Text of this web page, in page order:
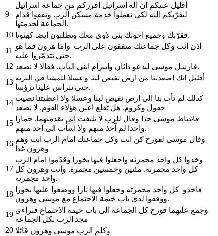
9
أقليل عليكم ان اله اسرائيل افرزكم من جماعة اسرائيل
ليقرّبكم اليه لكي تعملوا خدمة مسكن الرب وتقفوا قدام
الجماعة لخدمتها.
10
فقرّبك وجميع اخوتك بني لاوي معك وتطلبون ايضا كهنوتا.
11
اذن انت وكل جماعتك متفقون على الرب. واما هرون فما هو
حتى تتذمّروا عليه.
12
فارسل موسى ليدعو داثان وابيرام ابني اليآب. فقالا لا نصعد.
13
أقليل انك اصعدتنا من ارض تفيض لبنا وعسلا لتميتنا في البرية
حتى تترأس علينا ترؤسا.
14
كذلك لم تأت بنا الى ارض تفيض لبنا وعسلا ولا اعطيتنا نصيب
حقول وكروم. هل تقلع اعين هؤلاء القوم. لا نصعد
15
فاغتاظ موسى جدا وقال للرب لا تلتفت الى تقدمتهما. حمارا
واحدا لم آخذ منهم ولا اسأت الى احد منهم.
16
وقال موسى لقورح كن انت وكل جماعتك امام الرب انت وهم
وهرون غدا
17
وخذوا كل واحد مجمرته واجعلوا فيها بخورا وقدّموا امام الرب
كل واحد مجمرته. مئتين وخمسين مجمرة. وانت وهرون كل
واحد مجمرته.
18
فاخذوا كل واحد مجمرته وجعلوا فيها نارا ووضعوا عليها بخورا
ووقفوا لدى باب خيمة الاجتماع مع موسى وهرون.
19
وجمع عليهما قورح كل الجماعة الى باب خيمة الاجتماع فتراءى
مجد الرب لكل الجماعة
20 وكلم الرب موسى وهرون قائلا